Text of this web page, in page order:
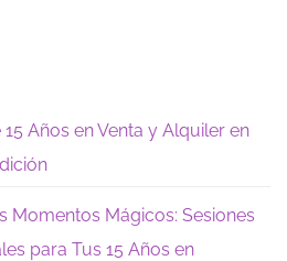
Años en Venta y Alquiler en
Momentos Mágicos: Sesiones
para Tus 15 Años en